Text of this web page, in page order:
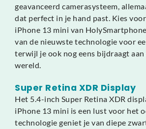
geavanceerd camerasysteem,
dat perfect in je hand past. Kies
iPhone 13 mini van
van de nieuwste technologie voor
terwijl je ook nog eens bijdraagt
wereld.
Super Retina XDR Display
Het 5.4-inch Super Retina XDR
iPhone 13 mini is een lust voor het
technologie geniet je van diepe